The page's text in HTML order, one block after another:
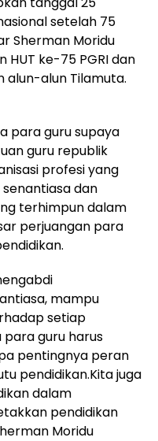
setelah 75
Sherman Moridu
ke-75 PGRI dan
alun-alun Tilamuta.
para guru supaya
guru republik
profesi yang
dan
terhimpun dalam
perjuangan para
mampu
setiap
guru harus
pentingnya peran
pendidikan.Kita juga
dalam
pendidikan
Moridu